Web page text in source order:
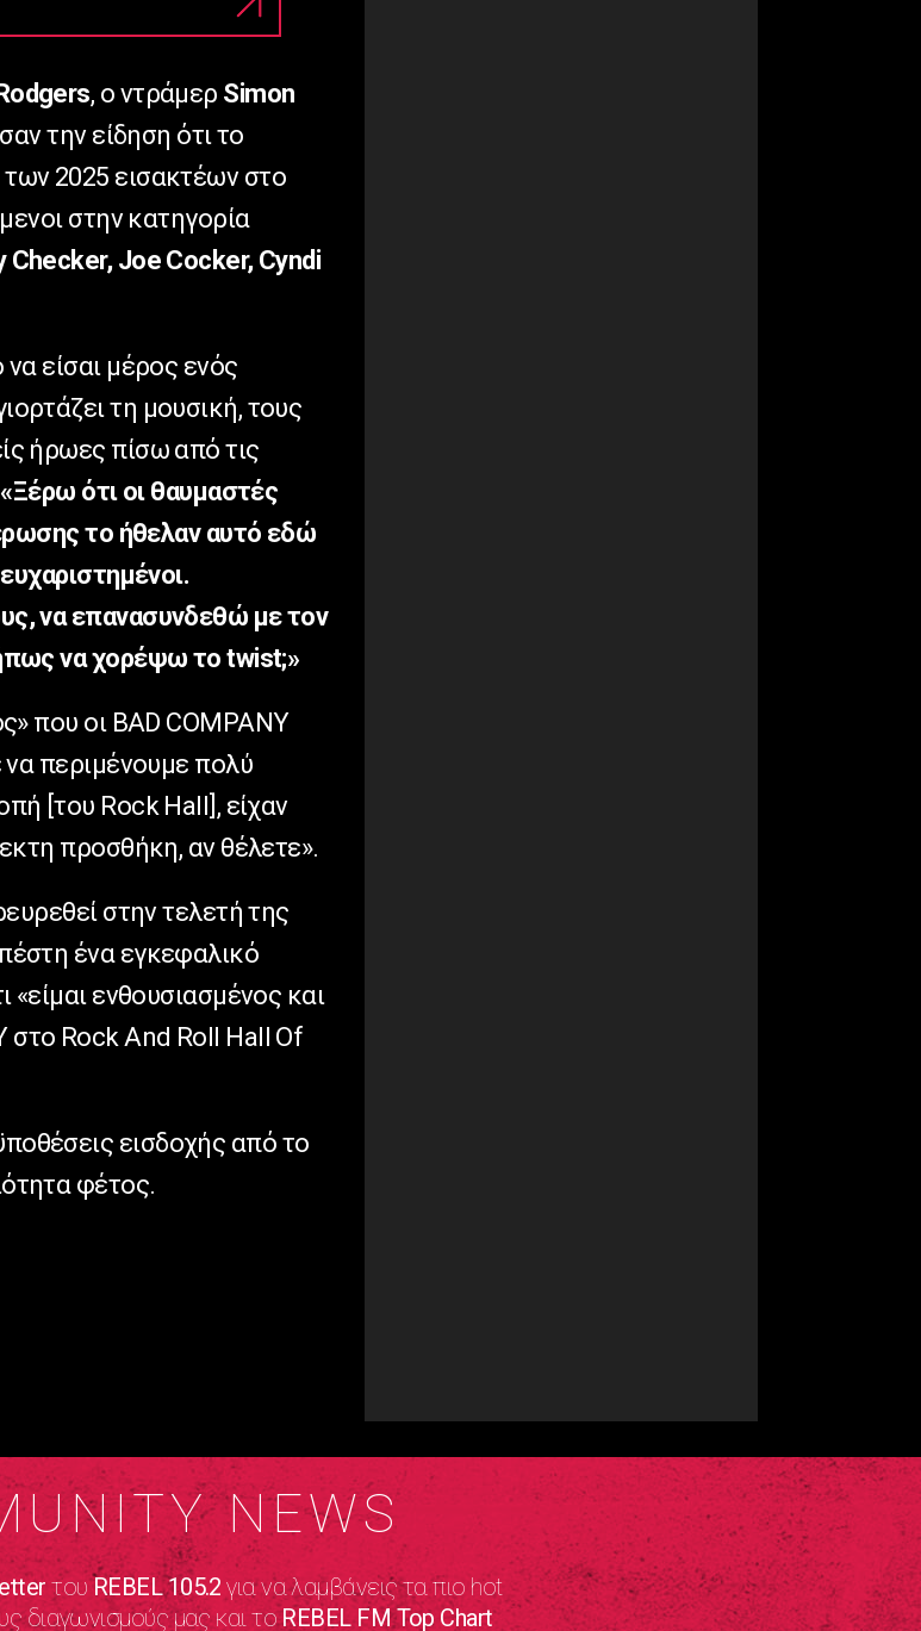
, ο ντράμερ Simon
την είδηση ότι το
2025 εισακτέων στο
στην κατηγορία
Checker, Joe Cocker, Cyndi
είσαι μέρος ενός
τη μουσική, τους
ήρωες πίσω από τις
«Ξέρω ότι οι θαυμαστές
το ήθελαν αυτό εδώ
να επανασυνδεθώ με τον
να χορέψω το twist;»
που οι BAD COMPANY
να περιμένουμε πολύ
[του Rock Hall], είχαν
προσθήκη, αν θέλετε».
στην τελετή της
ένα εγκεφαλικό
ενθουσιασμένος και
στο Rock And Roll Hall Of
εισδοχής από το
φέτος.
NEWS
τουREBEL 105.2 για να λαμβάνεις τα πιο hot
διαγωνισμούς μας και τοREBEL FM Top Chart